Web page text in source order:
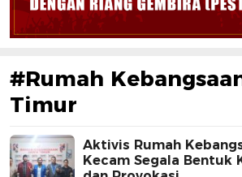
#Rumah
Timur
Aktivis Rumah
Kecam Segala Bentuk